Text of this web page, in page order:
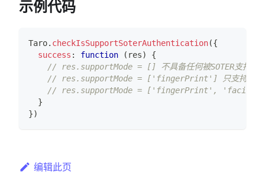
示例代码
Taro. checkIsSupportSoterAuthentication({
success : function ( res)
{
// res.supportMode = [] 不具备任何被SOTER支持的
// res.supportMode = ['fingerPrint'] 只支持指纹
// res.supportMode = ['fingerPrint', 'facial'] 支
}
})
编辑此页